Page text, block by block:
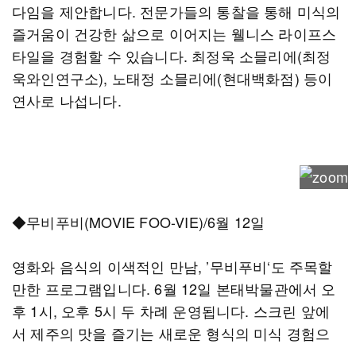
다임을 제안합니다. 전문가들의 통찰을 통해 미식의
즐거움이 건강한 삶으로 이어지는 웰니스 라이프스
타일을 경험할 수 있습니다. 최정욱 소믈리에(최정
욱와인연구소), 노태정 소믈리에(현대백화점) 등이
연사로 나섭니다.
◆무비푸비(MOVIE FOO-VIE)/6월 12일
영화와 음식의 이색적인 만남, ’무비푸비‘도 주목할
만한 프로그램입니다. 6월 12일 본태박물관에서 오
후 1시, 오후 5시 두 차례 운영됩니다. 스크린 앞에
서 제주의 맛을 즐기는 새로운 형식의 미식 경험으